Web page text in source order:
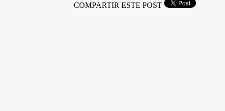
COMPARTIR ESTE POST